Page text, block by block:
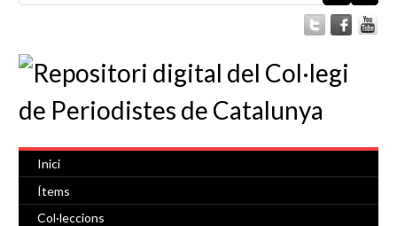
Inici
Ítems
Col·leccions